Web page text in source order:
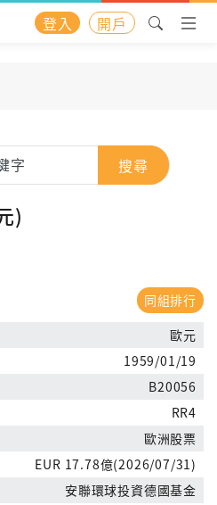
登入 開戶
搜尋
)
同組排行
歐元
1959/01/19
B20056
RR4
歐洲股票
EUR 17.78億(2026/07/31)
安聯環球投資德國基金